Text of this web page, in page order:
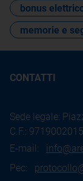
bonus
memorie e
CONTATTI
Sede legale:
C.F.:
E-mail:
Pec: